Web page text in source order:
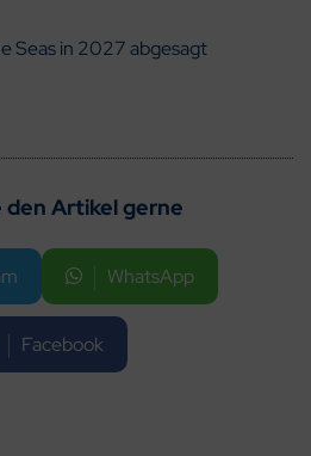
Seas in 2027 abgesagt
den Artikel gerne
WhatsApp
Facebook